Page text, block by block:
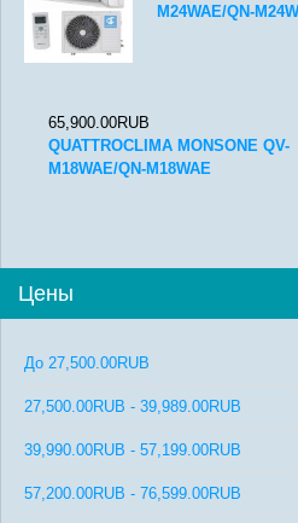
M24WAE/QN-
65,900.00RUB
QUATTROCLIMA MONSONE QV-
M18WAE/QN-M18WAE
Цены
До 27,500.00RUB
27,500.00RUB - 39,989.00RUB
39,990.00RUB - 57,199.00RUB
57,200.00RUB - 76,599.00RUB